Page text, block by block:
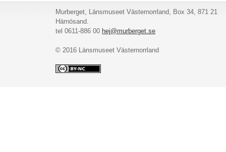
Murberget, Länsmuseet Västernorrland, Box 34, 871 21
Härnösand.
tel 0611-886 00 hej@murberget.se
© 2016 Länsmuseet Västernorrland